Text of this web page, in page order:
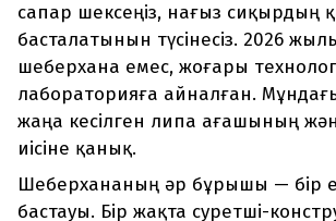
сапар шексеңіз, нағыз сиқырдың
басталатынын түсінесіз. 2026
шеберхана емес, жоғары
лабораторияға айналған.
жаңа кесілген липа ағашының
иісіне қанық.
Шеберхананың әр бұрышы — бір
бастауы. Бір жақта суретші-